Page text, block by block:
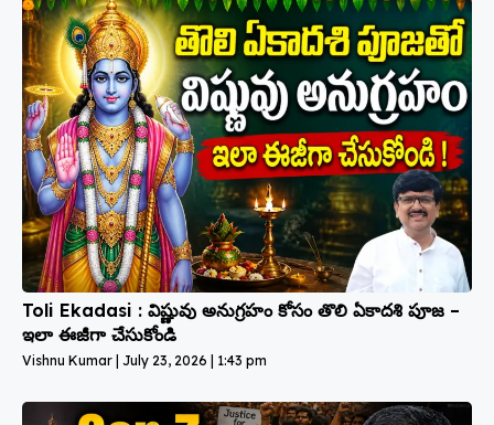
Toli Ekadasi : విష్ణువు అనుగ్రహం కోసం తొలి ఏకాదశి పూజ –
ఇలా ఈజీగా చేసుకోండి
Vishnu Kumar July 23, 2026 1:43 pm